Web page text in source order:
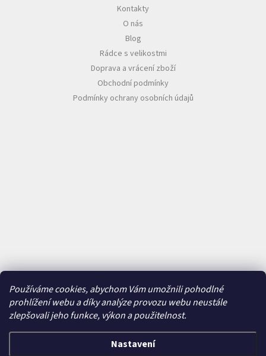
Používáme cookies, abychom Vám umožnili pohodlné
prohlížení webu a díky analýze provozu webu neustále
zlepšovali jeho funkce, výkon a použitelnost.
Nastavení
Kontakty
O nás
Blog
Rádce s velikostmi
Doprava a vrácení zboží
Obchodní podmínky
Podmínky ochrany osobních údajů
Vytvořil Shoptet